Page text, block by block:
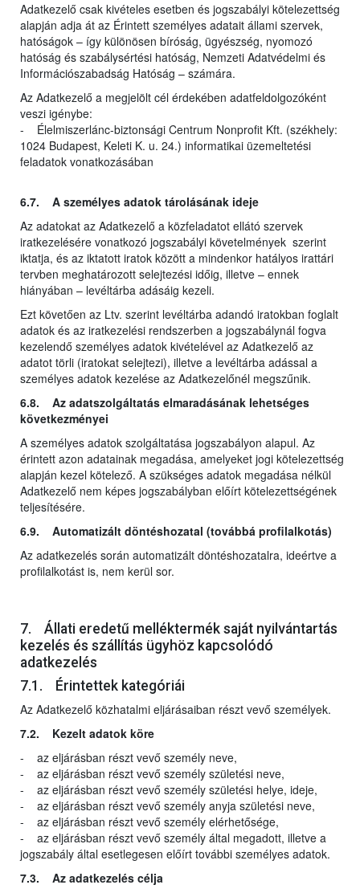
Adatkezelő csak kivételes esetben és jogszabályi kötelezettség
alapján adja át az Érintett személyes adatait állami szervek,
hatóságok – így különösen bíróság, ügyészség, nyomozó
hatóság és szabálysértési hatóság, Nemzeti Adatvédelmi és
Információszabadság Hatóság – számára.
Az Adatkezelő a megjelölt cél érdekében adatfeldolgozóként
veszi igénybe:
- Élelmiszerlánc-biztonsági Centrum Nonprofit Kft. (székhely:
1024 Budapest, Keleti K. u. 24.) informatikai üzemeltetési
feladatok vonatkozásában
6.7. A személyes adatok tárolásának ideje
Az adatokat az Adatkezelő a közfeladatot ellátó szervek
iratkezelésére vonatkozó jogszabályi követelmények szerint
iktatja, és az iktatott iratok között a mindenkor hatályos irattári
tervben meghatározott selejtezési időig, illetve – ennek
hiányában – levéltárba adásáig kezeli.
Ezt követően az Ltv. szerint levéltárba adandó iratokban foglalt
adatok és az iratkezelési rendszerben a jogszabálynál fogva
kezelendő személyes adatok kivételével az Adatkezelő az
adatot törli (iratokat selejtezi), illetve a levéltárba adással a
személyes adatok kezelése az Adatkezelőnél megszűnik.
6.8. Az adatszolgáltatás elmaradásának lehetséges
következményei
A személyes adatok szolgáltatása jogszabályon alapul. Az
érintett azon adatainak megadása, amelyeket jogi kötelezettség
alapján kezel kötelező. A szükséges adatok megadása nélkül
Adatkezelő nem képes jogszabályban előírt kötelezettségének
teljesítésére.
6.9. Automatizált döntéshozatal (továbbá profilalkotás)
Az adatkezelés során automatizált döntéshozatalra, ideértve a
profilalkotást is, nem kerül sor.
7. Állati eredetű melléktermék saját nyilvántartás
kezelés és szállítás ügyhöz kapcsolódó
adatkezelés
7.1. Érintettek kategóriái
Az Adatkezelő közhatalmi eljárásaiban részt vevő személyek.
7.2. Kezelt adatok köre
- az eljárásban részt vevő személy neve,
- az eljárásban részt vevő személy születési neve,
- az eljárásban részt vevő személy születési helye, ideje,
- az eljárásban részt vevő személy anyja születési neve,
- az eljárásban részt vevő személy elérhetősége,
- az eljárásban részt vevő személy által megadott, illetve a
jogszabály által esetlegesen előírt további személyes adatok.
7.3. Az adatkezelés célja